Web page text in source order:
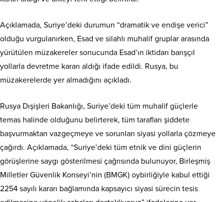
Açıklamada, Suriye’deki durumun “dramatik ve endişe verici”
olduğu vurgulanırken, Esad ve silahlı muhalif gruplar arasında
yürütülen müzakereler sonucunda Esad’ın iktidarı barışçıl
yollarla devretme kararı aldığı ifade edildi. Rusya, bu
müzakerelerde yer almadığını açıkladı.
Rusya Dışişleri Bakanlığı, Suriye’deki tüm muhalif güçlerle
temas halinde olduğunu belirterek, tüm tarafları şiddete
başvurmaktan vazgeçmeye ve sorunları siyasi yollarla çözmeye
çağırdı. Açıklamada, “Suriye’deki tüm etnik ve dini güçlerin
görüşlerine saygı gösterilmesi çağrısında bulunuyor, Birleşmiş
Milletler Güvenlik Konseyi’nin (BMGK) oybirliğiyle kabul ettiği
2254 sayılı kararı bağlamında kapsayıcı siyasi sürecin tesis